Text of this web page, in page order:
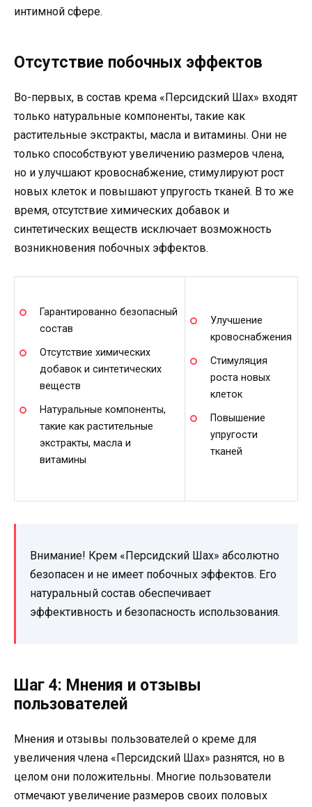
интимной сфере.
Отсутствие побочных эффектов
Во-первых, в состав крема «Персидский Шах» входят
только натуральные компоненты, такие как
растительные экстракты, масла и витамины. Они не
только способствуют увеличению размеров члена,
но и улучшают кровоснабжение, стимулируют рост
новых клеток и повышают упругость тканей. В то же
время, отсутствие химических добавок и
синтетических веществ исключает возможность
возникновения побочных эффектов.
Гарантированно безопасный
состав
Отсутствие химических
добавок и синтетических
веществ
Натуральные компоненты,
такие как растительные
экстракты, масла и
витамины
Улучшение
кровоснабжения
Стимуляция
роста новых
клеток
Повышение
упругости
тканей
Внимание! Крем «Персидский Шах» абсолютно
безопасен и не имеет побочных эффектов. Его
натуральный состав обеспечивает
эффективность и безопасность использования.
Шаг 4: Мнения и отзывы
пользователей
Мнения и отзывы пользователей о креме для
увеличения члена «Персидский Шах» разнятся, но в
целом они положительны. Многие пользователи
отмечают увеличение размеров своих половых